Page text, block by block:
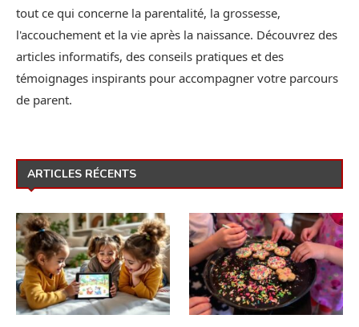
tout ce qui concerne la parentalité, la grossesse,
l'accouchement et la vie après la naissance. Découvrez des
articles informatifs, des conseils pratiques et des
témoignages inspirants pour accompagner votre parcours
de parent.
ARTICLES RÉCENTS